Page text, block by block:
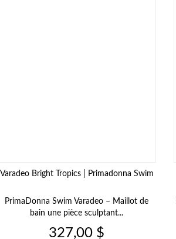
Varadeo Bright Tropics | Primadonna Swim
PrimaDonna Swim Varadeo – Maillot de
bain une pièce sculptant...
Prix
327,00 $